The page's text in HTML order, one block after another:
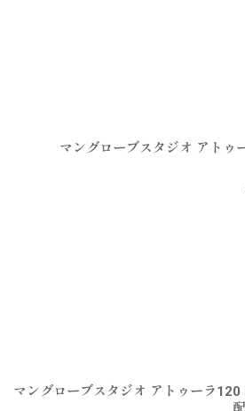
マングローブスタジオ アトゥ
マングローブスタジオ アトゥーラ